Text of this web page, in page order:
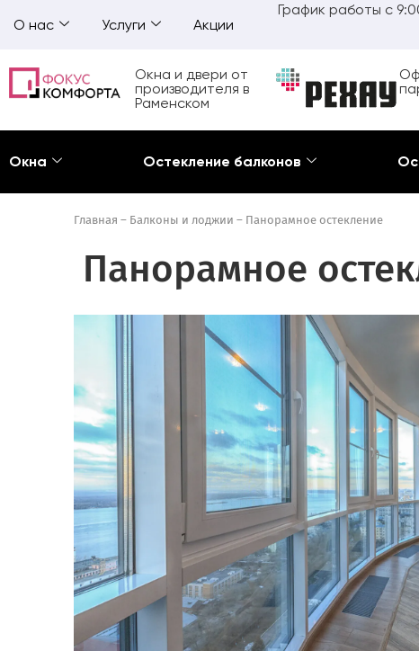
О нас Услуги Акции
График работы с
Окна и двери от
производителя в
Раменском
Окна Остекление балконов
Главная – Балконы и лоджии – Панорамное остекление
Панорамное